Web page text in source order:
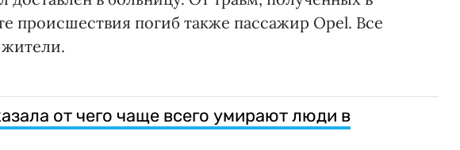
происшествия погиб также пассажир Opel. Все
от чего чаще всего умирают люди в